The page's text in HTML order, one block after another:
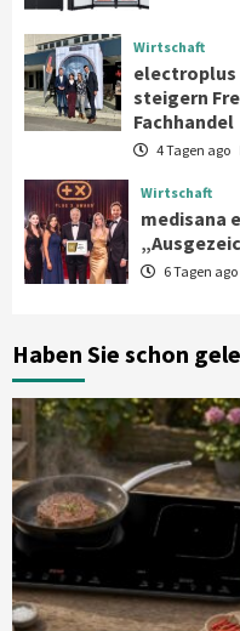
4
electroplus
steigern
Fachhandel
5
medisana
6
Smart Living
7
Aktuell
Xiaomi
Angeboten
Wirtschaft
electroplus
steigern
Fachhandel
4 Tagen ago
Wirtschaft
medisana
6 Tagen ago
Haben Sie schon